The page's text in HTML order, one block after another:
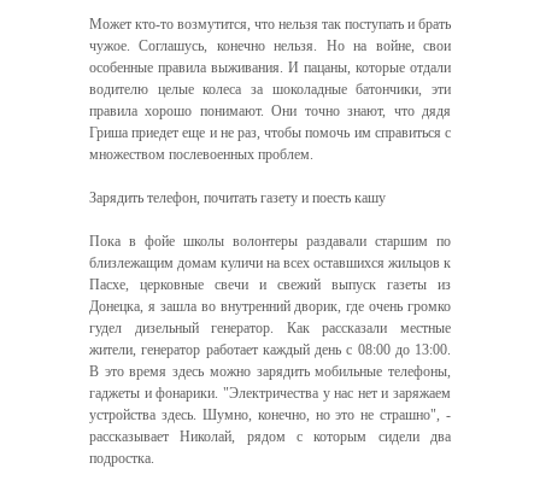
Может кто-то возмутится, что нельзя так поступать и брать
чужое. Соглашусь, конечно нельзя. Но на войне, свои
особенные правила выживания. И пацаны, которые отдали
водителю целые колеса за шоколадные батончики, эти
правила хорошо понимают. Они точно знают, что дядя
Гриша приедет еще и не раз, чтобы помочь им справиться с
множеством послевоенных проблем.
Зарядить телефон, почитать газету и поесть кашу
Пока в фойе школы волонтеры раздавали старшим по
близлежащим домам куличи на всех оставшихся жильцов к
Пасхе, церковные свечи и свежий выпуск газеты из
Донецка, я зашла во внутренний дворик, где очень громко
гудел дизельный генератор. Как рассказали местные
жители, генератор работает каждый день с 08:00 до 13:00.
В это время здесь можно зарядить мобильные телефоны,
гаджеты и фонарики. "Электричества у нас нет и заряжаем
устройства здесь. Шумно, конечно, но это не страшно", -
рассказывает Николай, рядом с которым сидели два
подростка.